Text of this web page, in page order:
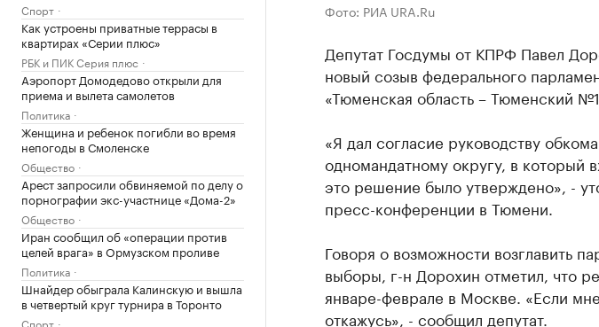
Спорт
Как устроены приватные террасы в
квартирах «Серии плюс»
РБК и ПИК Серия плюс
Аэропорт Домодедово открыли для
приема и вылета самолетов
Политика
Женщина и ребенок погибли во время
непогоды в Смоленске
Общество
Арест запросили обвиняемой по делу о
порнографии экс-участнице «Дома-2»
Общество
Иран сообщил об «операции против
целей врага» в Ормузском проливе
Политика
Шнайдер обыграла Калинскую и вышла
в четвертый круг турнира в Торонто
Спорт
Фото: РИА URA.Ru
Депутат Госдумы от КПРФ Павел
новый созыв федерального
«Тюменская область – Тюменский
«Я дал согласие руководству
одномандатному округу, в который
это решение было утверждено», -
пресс-конференции в Тюмени.
Говоря о возможности возглавить
выборы, г-н Дорохин отметил, что
январе-феврале в Москве. «Если
откажусь», - сообщил депутат.